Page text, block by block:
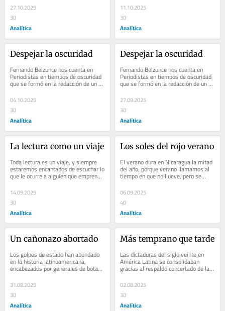
27.10.2025
30
Analítica
11.10.2025
30
Analítica
Despejar la oscuridad
Fernando Belzunce nos cuenta en
Periodistas en tiempos de oscuridad
que se formó en la redacción de un
diario estremecida…
04.10.2025
30
Analítica
Despejar la oscuridad
Fernando Belzunce nos cuenta en
Periodistas en tiempos de oscuridad
que se formó en la redacción de un
diario estremecida…
27.09.2025
30
Analítica
La lectura como un viaje
Toda lectura es un viaje, y siempre
estaremos encantados de escuchar lo
que le ocurre a alguien que emprende
el…
14.09.2025
30
Analítica
Los soles del rojo verano
El verano dura en Nicaragua la mitad
del año, porque verano llamamos al
tiempo en que no llueve, pero se…
06.09.2025
40
Analítica
Un cañonazo abortado
Los golpes de estado han abundado
en la historia latinoamericana,
encabezados por generales de botas
altas y casacas engalonadas que…
31.08.2025
30
Analítica
Más temprano que tarde
Las dictaduras del siglo veinte en
América Latina se consolidaban
gracias al respaldo concertado de las
oligarquías, las jerárquicas...
02.08.2025
30
Analítica